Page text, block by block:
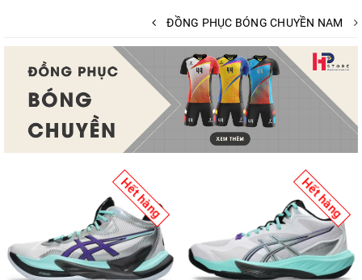
ĐỒNG PHỤC BÓNG CHUYỀN NAM
Hết hàng Hết hàng